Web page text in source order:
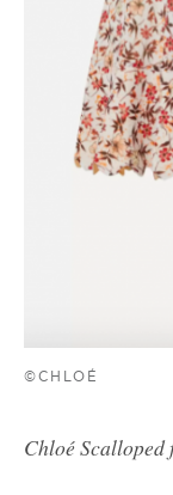
©CHLOÉ
Chloé